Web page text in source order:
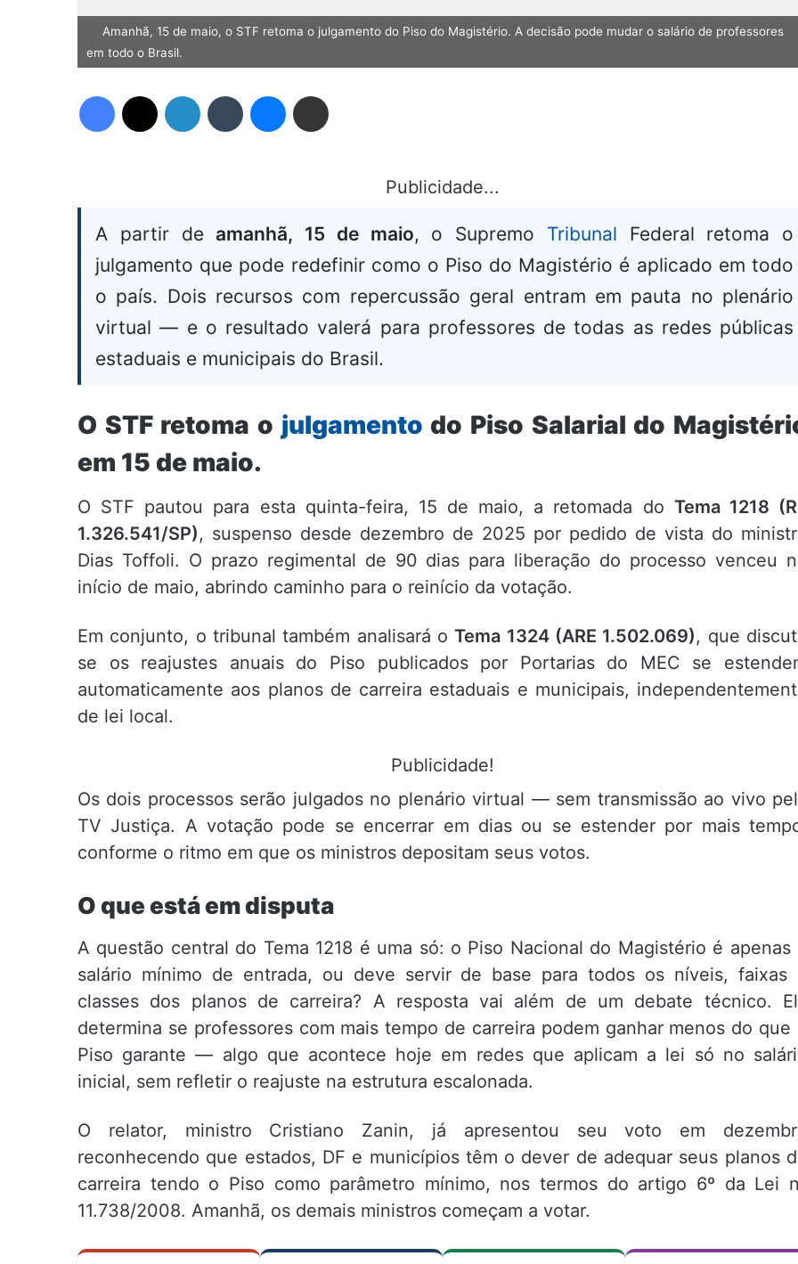
Amanhã, 15 de maio, o STF retoma o julgamento do Piso do Magistério. A decisão pode mudar o salário de professores
em todo o Brasil.
Publicidade...
A partir de amanhã, 15 de maio, o Supremo Tribunal Federal retoma o
julgamento que pode redefinir como o Piso do Magistério é aplicado em todo
o país. Dois recursos com repercussão geral entram em pauta no plenário
virtual — e o resultado valerá para professores de todas as redes públicas
estaduais e municipais do Brasil.
O STF retoma o julgamento do Piso Salarial do
em 15 de maio.
O STF pautou para esta quinta-feira, 15 de maio, a retomada do Tema 1218
1.326.541/SP), suspenso desde dezembro de 2025 por pedido de vista do
Dias Toffoli. O prazo regimental de 90 dias para liberação do processo venceu
início de maio, abrindo caminho para o reinício da votação.
Em conjunto, o tribunal também analisará oTema 1324 (ARE 1.502.069), que
se os reajustes anuais do Piso publicados por Portarias do MEC se
automaticamente aos planos de carreira estaduais e municipais,
de lei local.
Publicidade!
Os dois processos serão julgados no plenário virtual — sem transmissão ao vivo
TV Justiça. A votação pode se encerrar em dias ou se estender por mais
conforme o ritmo em que os ministros depositam seus votos.
O que está em disputa
A questão central do Tema 1218 é uma só: o Piso Nacional do Magistério é apenas
salário mínimo de entrada, ou deve servir de base para todos os níveis, faixas
classes dos planos de carreira? A resposta vai além de um debate técnico.
determina se professores com mais tempo de carreira podem ganhar menos do que
Piso garante — algo que acontece hoje em redes que aplicam a lei só no
inicial, sem refletir o reajuste na estrutura escalonada.
O relator, ministro Cristiano Zanin, já apresentou seu voto em
reconhecendo que estados, DF e municípios têm o dever de adequar seus planos
carreira tendo o Piso como parâmetro mínimo, nos termos do artigo 6º da Lei
11.738/2008. Amanhã, os demais ministros começam a votar.